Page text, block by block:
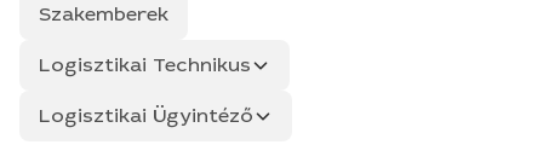
Szakemberek
Logisztikai Technikus
Logisztikai Ügyintéző